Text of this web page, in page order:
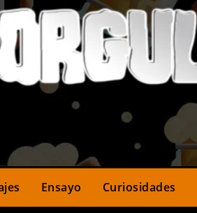
Ensayo Curiosidades